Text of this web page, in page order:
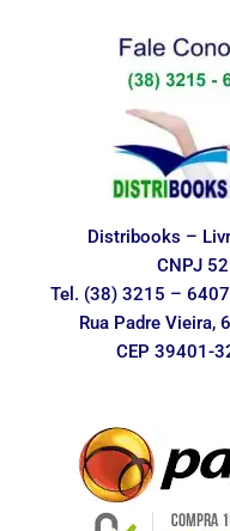
Distribooks –
CNPJ
Tel. (38) 3215 –
Rua Padre Vieira,
CEP 39401-